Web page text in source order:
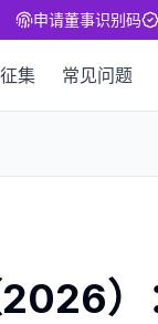
申请董事识别码
集 常见问题
2026）